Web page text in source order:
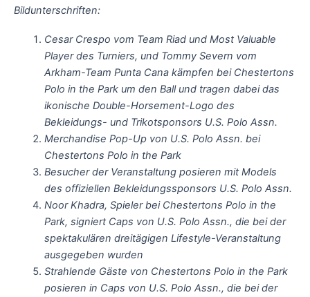
Bildunterschriften:
Cesar Crespo vom Team Riad und Most Valuable
Player des Turniers, und Tommy Severn vom
Arkham-Team Punta Cana kämpfen bei Chestertons
Polo in the Park um den Ball und tragen dabei das
ikonische Double-Horsement-Logo des
Bekleidungs- und Trikotsponsors U.S. Polo Assn.
Merchandise Pop-Up von U.S. Polo Assn. bei
Chestertons Polo in the Park
Besucher der Veranstaltung posieren mit Models
des offiziellen Bekleidungssponsors U.S. Polo Assn.
Noor Khadra, Spieler bei Chestertons Polo in the
Park, signiert Caps von U.S. Polo Assn., die bei der
spektakulären dreitägigen Lifestyle-Veranstaltung
ausgegeben wurden
Strahlende Gäste von Chestertons Polo in the Park
posieren in Caps von U.S. Polo Assn., die bei der